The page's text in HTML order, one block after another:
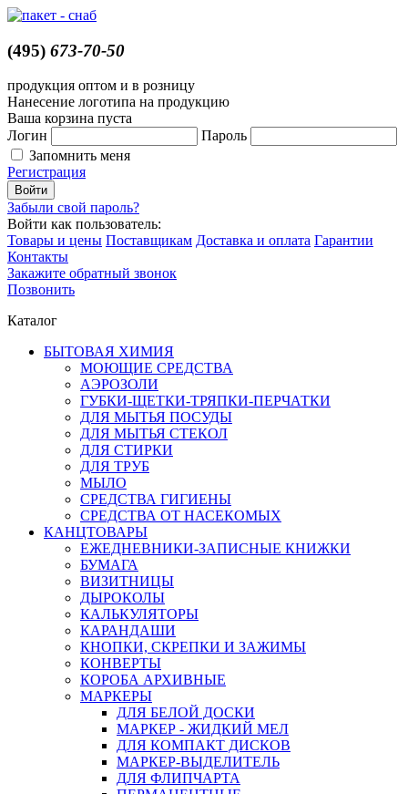
(495) 673-70-50
продукция оптом и в розницу
Нанесение логотипа на продукцию
Ваша корзина пуста
Логин
Пароль
Запомнить меня
Регистрация
Забыли свой пароль?
Войти как пользователь:
Товары и цены Поставщикам Доставка и оплата Гарантии
Контакты
Закажите обратный звонок
Позвонить
Каталог
БЫТОВАЯ ХИМИЯ
МОЮЩИЕ СРЕДСТВА
АЭРОЗОЛИ
ГУБКИ-ЩЕТКИ-ТРЯПКИ-ПЕРЧАТКИ
ДЛЯ МЫТЬЯ ПОСУДЫ
ДЛЯ МЫТЬЯ СТЕКОЛ
ДЛЯ СТИРКИ
ДЛЯ ТРУБ
МЫЛО
СРЕДСТВА ГИГИЕНЫ
СРЕДСТВА ОТ НАСЕКОМЫХ
КАНЦТОВАРЫ
ЕЖЕДНЕВНИКИ-ЗАПИСНЫЕ КНИЖКИ
БУМАГА
ВИЗИТНИЦЫ
ДЫРОКОЛЫ
КАЛЬКУЛЯТОРЫ
КАРАНДАШИ
КНОПКИ, СКРЕПКИ И ЗАЖИМЫ
КОНВЕРТЫ
КОРОБА АРХИВНЫЕ
МАРКЕРЫ
ДЛЯ БЕЛОЙ ДОСКИ
МАРКЕР - ЖИДКИЙ МЕЛ
ДЛЯ КОМПАКТ ДИСКОВ
МАРКЕР-ВЫДЕЛИТЕЛЬ
ДЛЯ ФЛИПЧАРТА